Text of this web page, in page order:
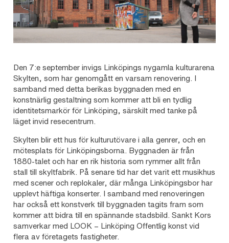
Den 7:e september invigs Linköpings nygamla kulturarena
Skylten, som har genomgått en varsam renovering. I
samband med detta berikas byggnaden med en
konstnärlig gestaltning som kommer att bli en tydlig
identitetsmarkör för Linköping, särskilt med tanke på
läget invid resecentrum.
Skylten blir ett hus för kulturutövare i alla genrer, och en
mötesplats för Linköpingsborna. Byggnaden är från
1880-talet och har en rik historia som rymmer allt från
stall till skyltfabrik. På senare tid har det varit ett musikhus
med scener och replokaler, där många Linköpingsbor har
upplevt häftiga konserter. I samband med renoveringen
har också ett konstverk till byggnaden tagits fram som
kommer att bidra till en spännande stadsbild. Sankt Kors
samverkar med LOOK – Linköping Offentlig konst vid
flera av företagets fastigheter.